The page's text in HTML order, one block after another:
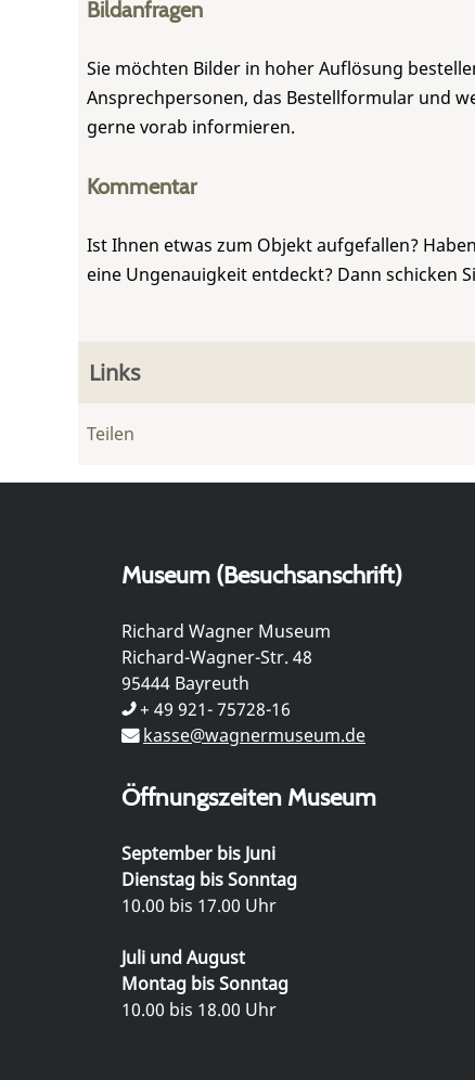
Bildanfragen
Sie möchten Bilder in hoher Auflösung
Ansprechpersonen, das Bestellformular und
gerne vorab informieren.
Kommentar
Ist Ihnen etwas zum Objekt aufgefallen?
eine Ungenauigkeit entdeckt? Dann schicken
Links
Teilen
Museum (Besuchsanschrift)
Richard Wagner Museum
Richard-Wagner-Str. 48
95444 Bayreuth
+ 49 921- 75728-16
kasse@wagnermuseum.de
Öffnungszeiten Museum
September bis Juni
Dienstag bis Sonntag
10.00 bis 17.00 Uhr
Juli und August
Montag bis Sonntag
10.00 bis 18.00 Uhr